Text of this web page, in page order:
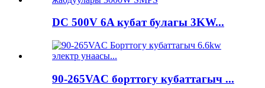
DC 500V 6A кубат булагы 3KW...
90-265VAC борттогу кубаттагыч ...